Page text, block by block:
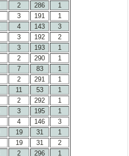
2 286
1
3 191
1
4 143
3
3 192
2
3 193
1
2 290
1
7 83
1
2 291
1
11 53
1
2 292
1
3 195
1
4 146
3
19 31
1
19 31
2
2 296 1